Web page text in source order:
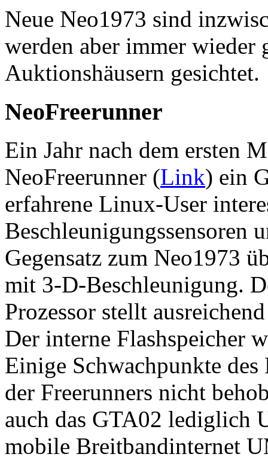
Neue Neo1973 sind
werden aber immer wieder
Auktionshäusern gesichtet.
NeoFreerunner
Ein Jahr nach dem ersten
NeoFreerunner (Link) ein
erfahrene Linux-User
Beschleunigungssensoren
Gegensatz zum Neo1973
mit 3-D-Beschleunigung.
Prozessor stellt
Der interne Flashspeicher
Einige Schwachpunkte
der Freerunners nicht
auch das GTA02 lediglich
mobile Breitbandinternet